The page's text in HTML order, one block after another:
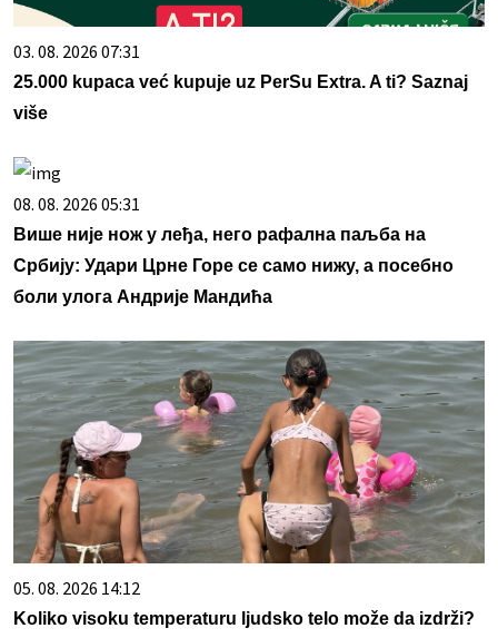
03. 08. 2026 07:31
25.000 kupaca već kupuje uz PerSu Extra. A ti? Saznaj
više
08. 08. 2026 05:31
Више није нож у леђа, него рафална паљба на
Србију: Удари Црне Горе се само нижу, а посебно
боли улога Андрије Мандића
05. 08. 2026 14:12
Koliko visoku temperaturu ljudsko telo može da izdrži?